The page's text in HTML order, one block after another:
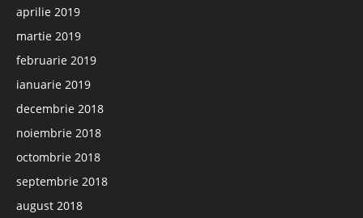
aprilie 2019
martie 2019
februarie 2019
ianuarie 2019
decembrie 2018
noiembrie 2018
octombrie 2018
septembrie 2018
august 2018